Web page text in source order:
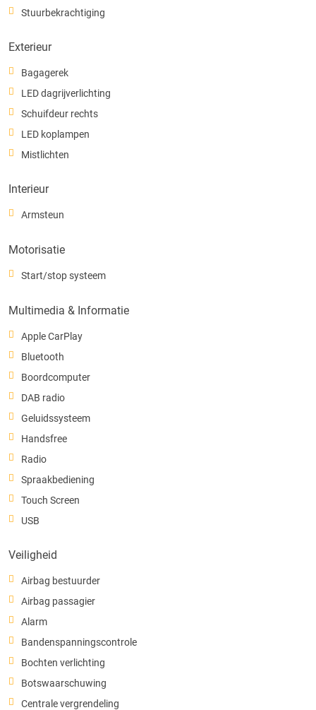
Stuurbekrachtiging
Exterieur
Bagagerek
LED dagrijverlichting
Schuifdeur rechts
LED koplampen
Mistlichten
Interieur
Armsteun
Motorisatie
Start/stop systeem
Multimedia & Informatie
Apple CarPlay
Bluetooth
Boordcomputer
DAB radio
Geluidssysteem
Handsfree
Radio
Spraakbediening
Touch Screen
USB
Veiligheid
Airbag bestuurder
Airbag passagier
Alarm
Bandenspanningscontrole
Bochten verlichting
Botswaarschuwing
Centrale vergrendeling